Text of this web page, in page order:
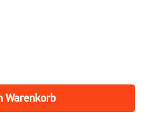
Wert ein oder
Warenkorb